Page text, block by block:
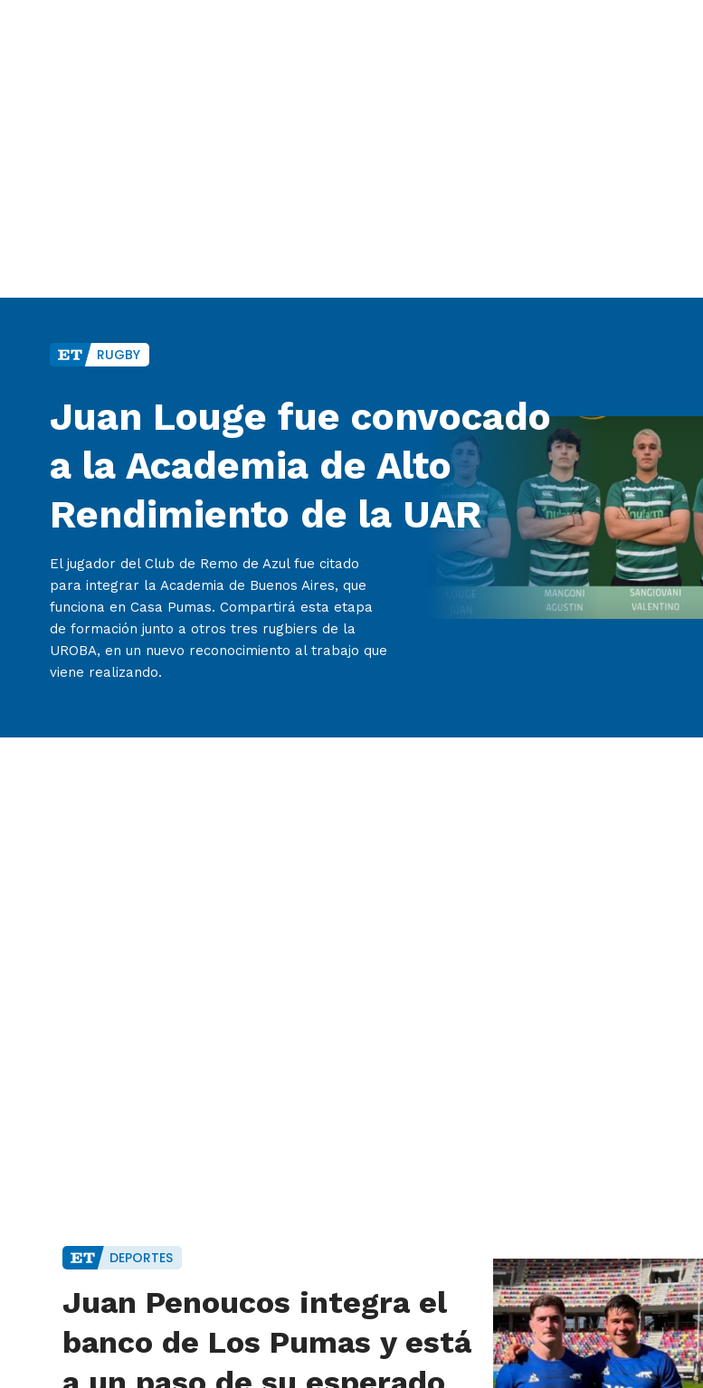
RUGBY
Juan Louge fue convocado
a la Academia de Alto
Rendimiento de la UAR
El jugador del Club de Remo de Azul fue citado
para integrar la Academia de Buenos Aires, que
funciona en Casa Pumas. Compartirá esta etapa
de formación junto a otros tres rugbiers de la
UROBA, en un nuevo reconocimiento al trabajo que
viene realizando.
DEPORTES
Juan Penoucos integra el
banco de Los Pumas y está